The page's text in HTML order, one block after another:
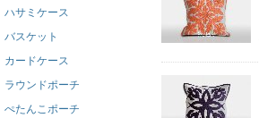
ハサミケース
バスケット
カードケース
ラウンドポーチ
ぺたんこポーチ